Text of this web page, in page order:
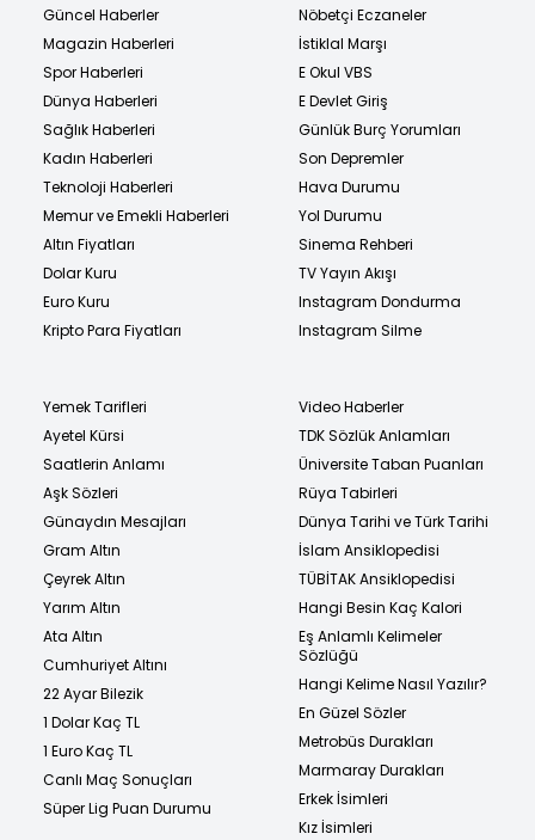
Güncel Haberler
Magazin Haberleri
Spor Haberleri
Dünya Haberleri
Sağlık Haberleri
Kadın Haberleri
Teknoloji Haberleri
Memur ve Emekli Haberleri
Altın Fiyatları
Dolar Kuru
Euro Kuru
Kripto Para Fiyatları
Nöbetçi Eczaneler
İstiklal Marşı
E Okul VBS
E Devlet Giriş
Günlük Burç Yorumları
Son Depremler
Hava Durumu
Yol Durumu
Sinema Rehberi
TV Yayın Akışı
Instagram Dondurma
Instagram Silme
Yemek Tarifleri
Ayetel Kürsi
Saatlerin Anlamı
Aşk Sözleri
Günaydın Mesajları
Gram Altın
Çeyrek Altın
Yarım Altın
Ata Altın
Cumhuriyet Altını
22 Ayar Bilezik
1 Dolar Kaç TL
1 Euro Kaç TL
Canlı Maç Sonuçları
Süper Lig Puan Durumu
Video Haberler
TDK Sözlük Anlamları
Üniversite Taban Puanları
Rüya Tabirleri
Dünya Tarihi ve Türk Tarihi
İslam Ansiklopedisi
TÜBİTAK Ansiklopedisi
Hangi Besin Kaç Kalori
Eş Anlamlı Kelimeler
Sözlüğü
Hangi Kelime Nasıl Yazılır?
En Güzel Sözler
Metrobüs Durakları
Marmaray Durakları
Erkek İsimleri
Kız İsimleri